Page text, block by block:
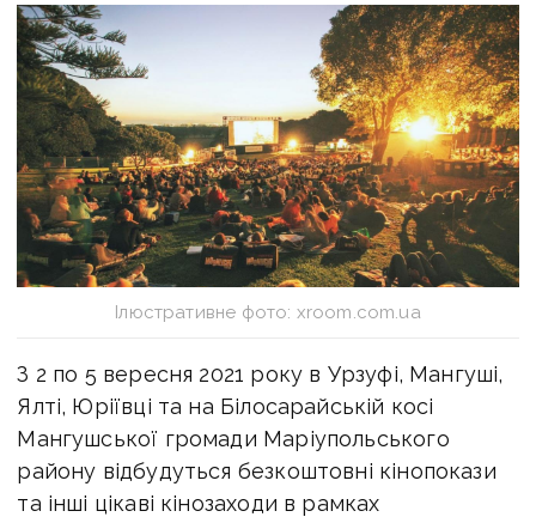
Ілюстративне фото: xroom.com.ua
З 2 по 5 вересня 2021 року в Урзуфі, Мангуші,
Ялті, Юріївці та на Білосарайській косі
Мангушської громади Маріупольського
району відбудуться безкоштовні кінопокази
та інші цікаві кінозаходи в рамках